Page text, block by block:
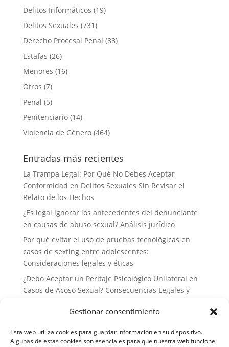
Gestionar consentimiento
Esta web utiliza cookies para guardar información en su dispositivo.
Algunas de estas cookies son esenciales para que nuestra web funcione
Delitos Informáticos (19)
Delitos Sexuales (731)
Derecho Procesal Penal (88)
Estafas (26)
Menores (16)
Otros (7)
Penal (5)
Penitenciario(14)
Violencia de Género(464)
Entradas más recientes
La Trampa Legal: Por Qué No Debes Aceptar
Conformidad en Delitos Sexuales Sin Revisar el
Relato de los Hechos
¿Es legal ignorar los antecedentes del denunciante
en causas de abuso sexual? Análisis jurídico
Por qué evitar el uso de pruebas tecnológicas en
casos de sexting entre adolescentes:
Consideraciones legales y éticas
¿Debo Aceptar un Peritaje Psicológico Unilateral en
Casos de Acoso Sexual? Consecuencias Legales y
Por qué no deberías delegar tu defensa a abogados
generalistas en casos de delitos sexuales: la
importancia de la especialización